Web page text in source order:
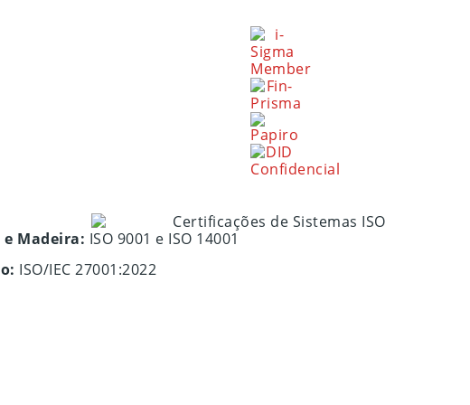
Madeira: ISO 9001 e ISO 14001
ISO/IEC 27001:2022